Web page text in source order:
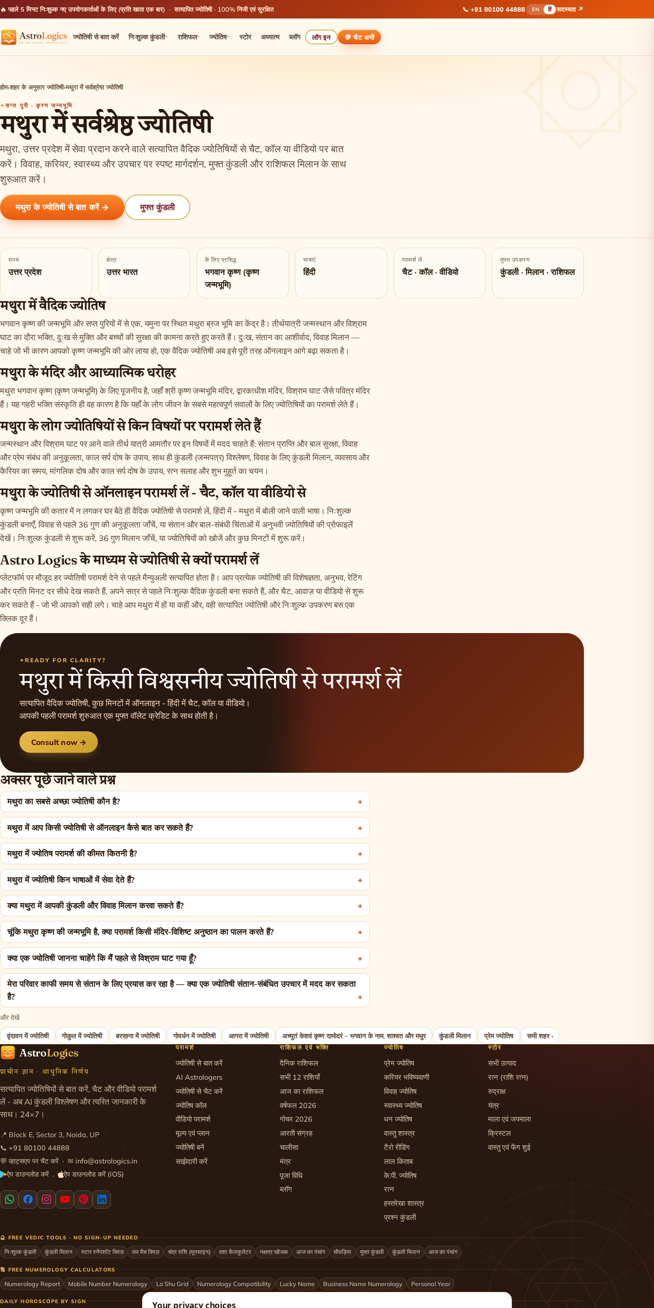
🔥 पहले 5 मिनट निःशुल्कनए उपयोगकर्ताओं के लिए (प्रति खाता एक बार) · सत्यापित ज्योतिषी · 100% निजी एवं सुरक्षित 📞 +91 80100 44888 EN हिं सदस्यता ↗
ज्योतिषी से बात करें निःशुल्क कुंडली▾ राशिफल▾ ज्योतिष▾ स्टोर अध्यात्म ब्लॉग लॉग इन 💬 चैटअभी
होम›शहर के अनुसार ज्योतिषी›मथुरा में सर्वश्रेष्ठ ज्योतिषी
सप्त पुरी · कृष्ण जन्मभूमि
मथुरा में सर्वश्रेष्ठ ज्योतिषी
मथुरा, उत्तर प्रदेश में सेवा प्रदान करने वाले सत्यापित वैदिक ज्योतिषियों से चैट, कॉल या वीडियो पर बात
करें। विवाह, करियर, स्वास्थ्य और उपचार पर स्पष्ट मार्गदर्शन, मुफ्त कुंडली और राशिफल मिलान के साथ
शुरुआत करें।
मथुरा के ज्योतिषी से बात करें → मुफ्त कुंडली
राज्य
उत्तर प्रदेश
क्षेत्र
उत्तर भारत
के लिए प्रसिद्ध
भगवान कृष्ण (कृष्ण
जन्मभूमि)
भाषाएं
हिंदी
परामर्श लें
चैट · कॉल · वीडियो
मुफ्त उपकरण
कुंडली · मिलान · राशिफल
मथुरा में वैदिक ज्योतिष
भगवान कृष्ण की जन्मभूमि और सप्त पुरियों में से एक, यमुना पर स्थित मथुरा ब्रज भूमि का केंद्र है। तीर्थयात्री जन्मस्थान और विश्राम
घाट का दौरा भक्ति, दुःख से मुक्ति और बच्चों की सुरक्षा की कामना करते हुए करते हैं। दुःख, संतान का आशीर्वाद, विवाह मिलान —
चाहे जो भी कारण आपको कृष्ण जन्मभूमि की ओर लाया हो, एक वैदिक ज्योतिषी अब इसे पूरी तरह ऑनलाइन आगे बढ़ा सकता है।
मथुरा के मंदिर और आध्यात्मिक धरोहर
मथुरा भगवान कृष्ण (कृष्ण जन्मभूमि) के लिए पूजनीय है, जहाँ श्री कृष्ण जन्मभूमि मंदिर, द्वारकाधीश मंदिर, विश्राम घाट जैसे पवित्र मंदिर
हैं। यह गहरी भक्ति संस्कृति ही वह कारण है कि यहाँ के लोग जीवन के सबसे महत्वपूर्ण सवालों के लिए ज्योतिषियों का परामर्श लेते हैं।
मथुरा के लोग ज्योतिषियों से किन विषयों पर परामर्श लेते हैं
जन्मस्थान और विश्राम घाट पर आने वाले तीर्थ यात्री आमतौर पर इन विषयों में मदद चाहते हैं: संतान प्राप्ति और बाल सुरक्षा, विवाह
और प्रेम संबंध की अनुकूलता, काल सर्प दोष के उपाय, साथ ही कुंडली (जन्मपत्र) विश्लेषण, विवाह के लिए कुंडली मिलान, व्यवसाय और
कैरियर का समय, मांगलिक दोष और काल सर्प दोष के उपाय, रत्न सलाह और शुभ मुहूर्त का चयन।
मथुरा के ज्योतिषी से ऑनलाइन परामर्श लें - चैट, कॉल या वीडियो से
कृष्ण जन्मभूमि की कतार में न लगकर घर बैठे ही वैदिक ज्योतिषी से परामर्श लें, हिंदी में - मथुरा में बोली जाने वाली भाषा। निःशुल्क
कुंडली बनाएँ, विवाह से पहले 36 गुण की अनुकूलता जाँचें, या संतान और बाल-संबंधी चिंताओं में अनुभवी ज्योतिषियों की प्रोफाइलें
देखें।निःशुल्क कुंडलीसे शुरू करें, 36 गुण मिलानजाँचें, याज्योतिषियों को खोजेंऔर कुछ मिनटों में शुरू करें।
Astro Logics के माध्यम से ज्योतिषी से क्यों परामर्श लें
प्लेटफॉर्म पर मौजूद हर ज्योतिषी परामर्श देने से पहले मैन्युअली सत्यापित होता है। आप प्रत्येक ज्योतिषी की विशेषज्ञता, अनुभव, रेटिंग
और प्रति मिनट दर सीधे देख सकते हैं, अपने सत्र से पहले निःशुल्क वैदिक कुंडली बना सकते हैं, और चैट, आवाज़ या वीडियो से शुरू
कर सकते हैं - जो भी आपको सही लगे। चाहे आप मथुरा में हों या कहीं और, वही सत्यापित ज्योतिषी और निःशुल्क उपकरण बस एक
क्लिक दूर हैं।
READY FOR CLARITY?
मथुरा में किसी विश्वसनीय ज्योतिषी से परामर्श लें
सत्यापित वैदिक ज्योतिषी, कुछ मिनटों में ऑनलाइन - हिंदी में चैट, कॉल या वीडियो।
आपकी पहली परामर्श शुरुआत एक मुफ्त वॉलेट क्रेडिट के साथ होती है।
Consult now →
अक्सर पूछे जाने वाले प्रश्न
मथुरा का सबसे अच्छा ज्योतिषी कौन है?
मथुरा में आप किसी ज्योतिषी से ऑनलाइन कैसे बात कर सकते हैं?
मथुरा में ज्योतिष परामर्श की कीमत कितनी है?
मथुरा में ज्योतिषी किन भाषाओं में सेवा देते हैं?
क्या मथुरा में आपकी कुंडली और विवाह मिलान करवा सकते हैं?
चूंकि मथुरा कृष्ण की जन्मभूमि है, क्या परामर्श किसी मंदिर-विशिष्ट अनुष्ठान का पालन करते हैं?
क्या एक ज्योतिषी जानना चाहेंगे कि मैं पहले से विश्राम घाट गया हूँ?
मेरा परिवार काफी समय से संतान के लिए प्रयास कर रहा है — क्या एक ज्योतिषी संतान-संबंधित उपचार में मदद कर सकता
है?
और देखें
वृंदावन में ज्योतिषी गोकुल में ज्योतिषी बरसाना में ज्योतिषी गोवर्धन में ज्योतिषी आगरा में ज्योतिषी अच्युतं केशवं कृष्ण दामोदरं – भगवान के नाम, शाश्वत और मधुर कुंडली मिलान प्रेम ज्योतिष सभी शहर ›
AstroLogics
प्राचीन ज्ञान · आधुनिक निर्णय
सत्यापित ज्योतिषियों से बात करें, चैट और वीडियो परामर्श
लें - अब AI कुंडली विश्लेषण और त्वरित जानकारी के
साथ। 24×7।
📍 Block E, Sector 3, Noida, UP
📞 +91 80100 44888
💬 व्हाट्सएप पर चैट करें · ✉ info@astrologics.in
ऐप डाउनलोड करें· ऐप डाउनलोड करें (iOS)
परामर्श
ज्योतिषी से बात करें
AI Astrologers
ज्योतिषी से चैट करें
ज्योतिष कॉल
वीडियो परामर्श
मूल्य एवं प्लान
ज्योतिषी बनें
साझेदारी करें
राशिफल एवं भक्ति
दैनिक राशिफल
सभी 12 राशियाँ
आज का राशिफल
वर्षफल 2026
गोचर 2026
आरती संग्रह
चालीसा
मंत्र
पूजा विधि
ब्लॉग
ज्योतिष
प्रेम ज्योतिष
करियर भविष्यवाणी
विवाह ज्योतिष
स्वास्थ्य ज्योतिष
धन ज्योतिष
वास्तु शास्त्र
टैरो रीडिंग
लाल किताब
के.पी. ज्योतिष
रत्न
हस्तरेखा शास्त्र
प्रश्न कुंडली
स्टोर
सभी उत्पाद
रत्न (राशि रत्न)
रुद्राक्ष
यंत्र
माला एवं जपमाला
क्रिस्टल
वास्तु एवं फेंग शुई
🔮 FREE VEDIC TOOLS · NO SIGN-UP NEEDED
निःशुल्क कुंडली कुंडली मिलान स्टार स्नैपशॉट क्विज़ लव मैच क्विज़ चंद्र राशि (मूनसाइन) दशा कैलकुलेटर नक्षत्र खोजक आज का पंचांग चौघड़िया मुफ़्त कुंडली कुंडली मिलान आज का पंचांग
🔢 FREE NUMEROLOGY CALCULATORS
Numerology Report Mobile Number Numerology Lo Shu Grid Numerology Compatibility Lucky Name Business Name Numerology Personal Year
DAILY HOROSCOPE BY SIGN Your privacy choices